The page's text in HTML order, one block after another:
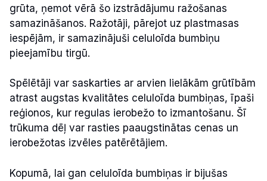
grūta, ņemot vērā šo izstrādājumu ražošanas
samazināšanos. Ražotāji, pārejot uz plastmasas
iespējām, ir samazinājuši celuloīda bumbiņu
pieejamību tirgū.
Spēlētāji var saskarties ar arvien lielākām grūtībām
atrast augstas kvalitātes celuloīda bumbiņas, īpaši
reģionos, kur regulas ierobežo to izmantošanu. Šī
trūkuma dēļ var rasties paaugstinātas cenas un
ierobežotas izvēles patērētājiem.
Kopumā, lai gan celuloīda bumbiņas ir bijušas